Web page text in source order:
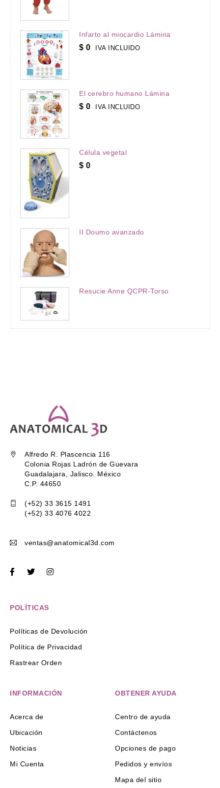
Infarto al miocardio Lámina
$ 0 IVA INCLUIDO
El cerebro humano Lámina
$ 0 IVA INCLUIDO
Célula vegetal
$ 0
II Doumo avanzado
Resucie Anne QCPR-Torso
Alfredo R. Plascencia 116
Colonia Rojas Ladrón de Guevara
Guadalajara, Jalisco. México
C.P. 44650
(+52) 33 3615 1491
(+52) 33 4076 4022
ventas@anatomical3d.com
POLÍTICAS
Políticas de Devolución
Política de Privacidad
Rastrear Orden
INFORMACIÓN
Acerca de
Ubicación
Noticias
Mi Cuenta
OBTENER AYUDA
Centro de ayuda
Contáctenos
Opciones de pago
Pedidos y envíos
Mapa del sitio